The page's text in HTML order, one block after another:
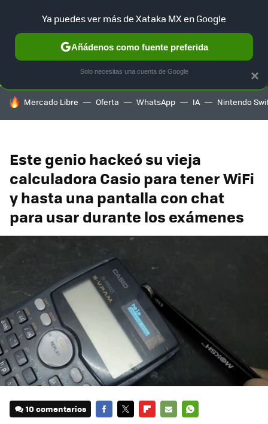
SELECCIÓN GAMING HOME AUTO TERRITORIO
HOY SE HABLA DE
Mercado Libre Oferta WhatsApp IA Nintendo
Este genio hackeó su vieja
calculadora Casio para tener WiFi
y hasta una pantalla con chat
para usar durante los exámenes
10 comentarios
×
Ya puedes ver más de Xataka MX en Google
Añádenos como fuente preferida
Solo necesitas una cuenta de Google